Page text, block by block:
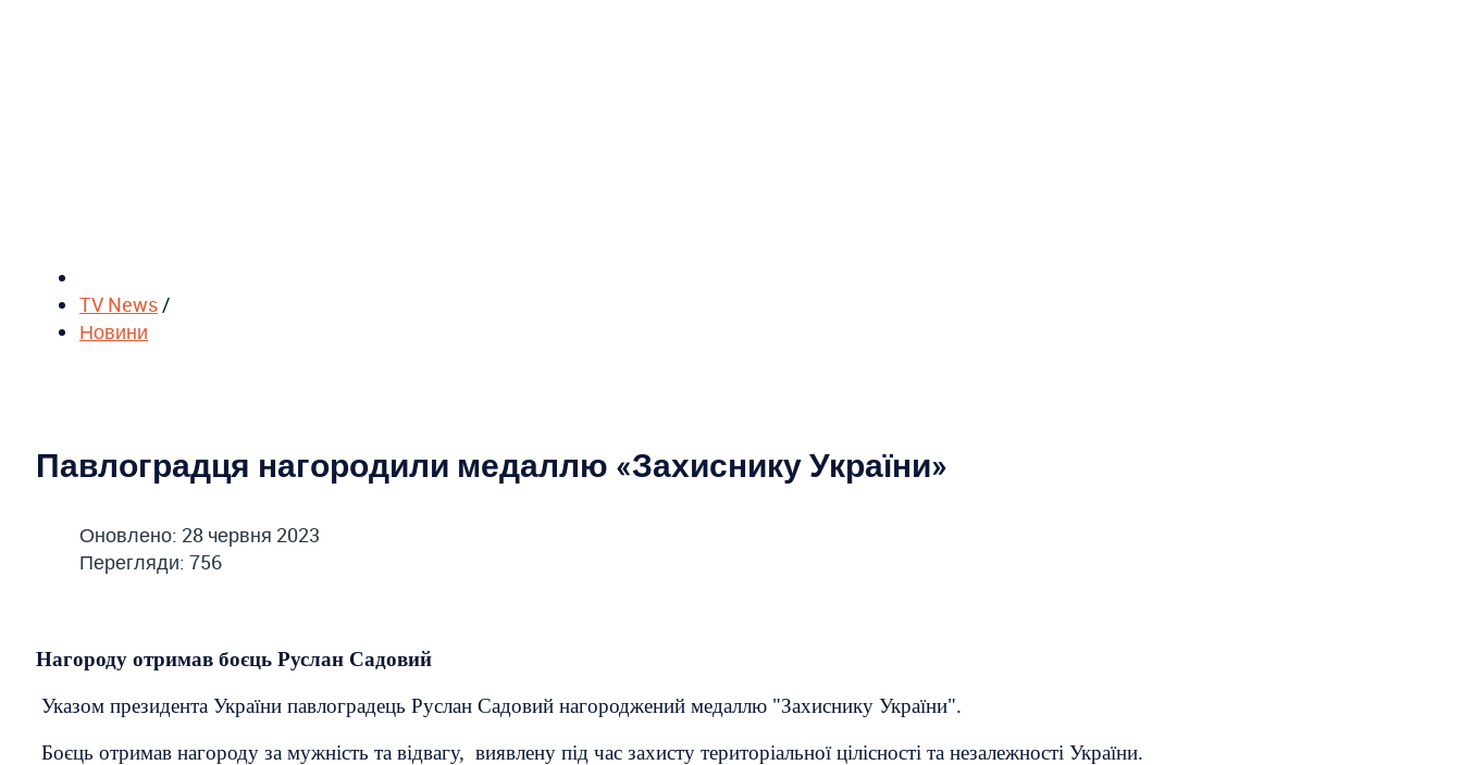
TV News /
Новини
Павлоградця нагородили медаллю «Захиснику України»
Оновлено: 28 червня 2023
Перегляди: 756
Нагороду отримав боєць Руслан Садовий
Указом президента України павлоградець Руслан Садовий нагороджений медаллю "Захиснику України".
Боєць отримав нагороду за мужність та відвагу, виявлену під час захисту територіальної цілісності та незалежності України.